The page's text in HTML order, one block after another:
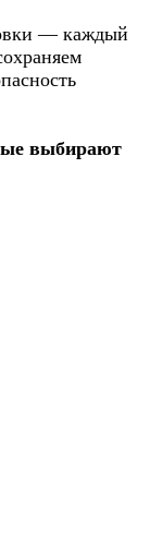
— каждый
выбирают